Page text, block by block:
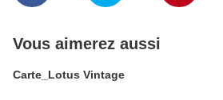
Vous aimerez aussi
Carte_Lotus Vintage